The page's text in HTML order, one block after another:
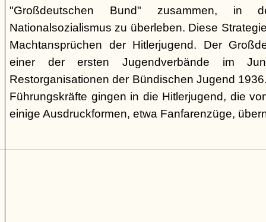
"Großdeutschen Bund" zusammen,
Nationalsozialismus zu überleben. Diese
Machtansprüchen der Hitlerjugend. Der
einer der ersten Jugendverbände im
Restorganisationen der Bündischen Jugend
Führungskräfte gingen in die Hitlerjugend, die
einige Ausdruckformen, etwa Fanfarenzüge,